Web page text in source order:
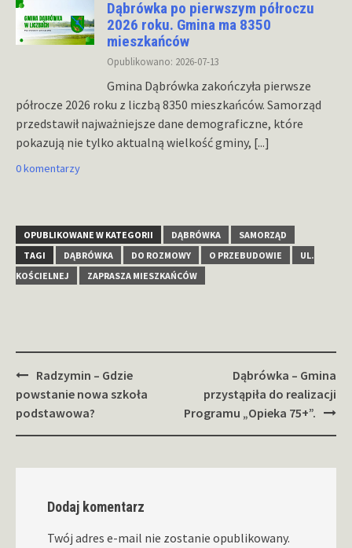
Dąbrówka po pierwszym półroczu
2026 roku. Gmina ma 8350
mieszkańców
Opublikowano: 2026-07-13
Gmina Dąbrówka zakończyła pierwsze
półrocze 2026 roku z liczbą 8350 mieszkańców. Samorząd
przedstawił najważniejsze dane demograficzne, które
pokazują nie tylko aktualną wielkość gminy, [...]
0 komentarzy
OPUBLIKOWANE W KATEGORII DĄBRÓWKA
SAMORZĄD
TAGI
DĄBRÓWKA DO ROZMOWY O PRZEBUDOWIE
UL.
KOŚCIELNEJ
ZAPRASZA MIESZKAŃCÓW
Zobacz
wpisy
Radzymin – Gdzie
powstanie nowa szkoła
podstawowa?
Dąbrówka – Gmina
przystąpiła do realizacji
Programu „Opieka 75+”.
Dodaj komentarz
Twój adres e-mail nie zostanie opublikowany.